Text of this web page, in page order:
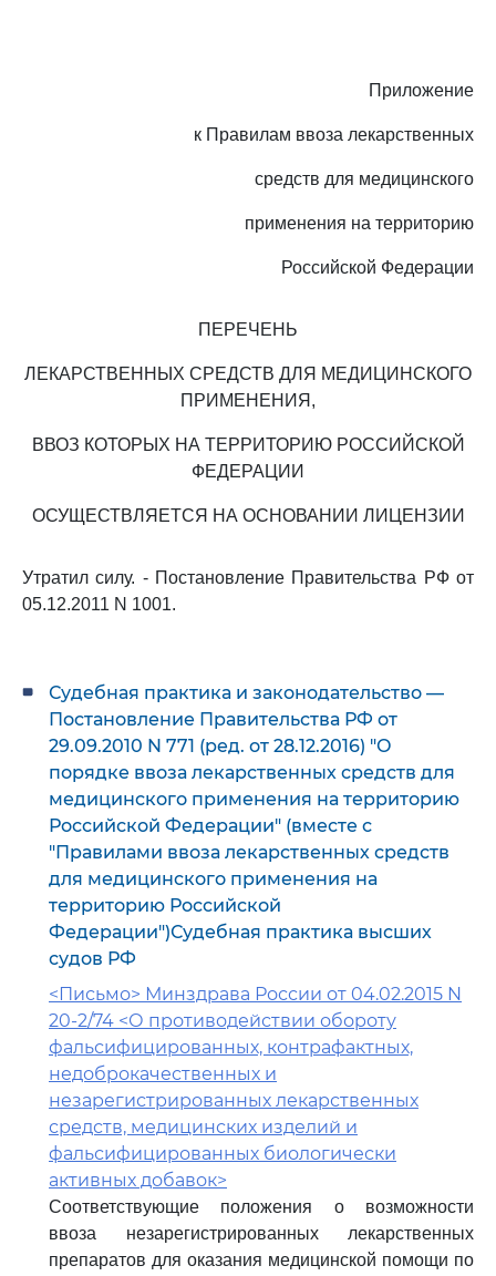
Приложение
к Правилам ввоза лекарственных
средств для медицинского
применения на территорию
Российской Федерации
ПЕРЕЧЕНЬ
ЛЕКАРСТВЕННЫХ СРЕДСТВ ДЛЯ МЕДИЦИНСКОГО
ПРИМЕНЕНИЯ,
ВВОЗ КОТОРЫХ НА ТЕРРИТОРИЮ РОССИЙСКОЙ
ФЕДЕРАЦИИ
ОСУЩЕСТВЛЯЕТСЯ НА ОСНОВАНИИ ЛИЦЕНЗИИ
Утратил силу. - Постановление Правительства РФ от
05.12.2011 N 1001.
Судебная практика и законодательство —
Постановление Правительства РФ от
29.09.2010 N 771 (ред. от 28.12.2016) "О
порядке ввоза лекарственных средств для
медицинского применения на территорию
Российской Федерации" (вместе с
"Правилами ввоза лекарственных средств
для медицинского применения на
территорию Российской
Федерации")Судебная практика высших
судов РФ
<Письмо> Минздрава России от 04.02.2015 N
20-2/74 <О противодействии обороту
фальсифицированных, контрафактных,
недоброкачественных и
незарегистрированных лекарственных
средств, медицинских изделий и
фальсифицированных биологически
активных добавок>
Соответствующие положения о возможности
ввоза незарегистрированных лекарственных
препаратов для оказания медицинской помощи по